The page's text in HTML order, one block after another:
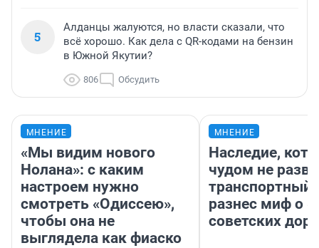
5
Алданцы жалуются, но власти сказали, что
всё хорошо. Как дела с QR-кодами на бензин
в Южной Якутии?
806 Обсудить
МНЕНИЕ
«Мы видим нового
Нолана»: с каким
настроем нужно
смотреть «Одиссею»,
чтобы она не
выглядела как фиаско
МНЕНИЕ
Наследие,
чудом не
транспортный
разнес миф о
советских